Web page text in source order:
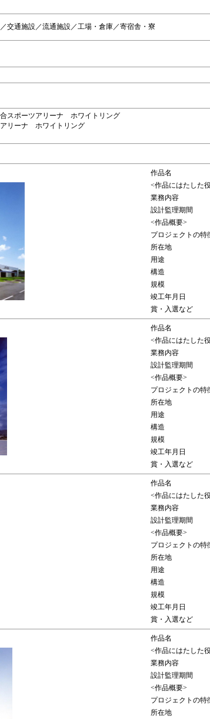
交通施設／流通施設／工場・倉庫／寄宿舎・寮
スポーツアリーナ ホワイトリング
リーナ ホワイトリング
作品名
<作品にはたした
業務内容
設計監理期間
<作品概要>
プロジェクトの特
所在地
用途
構造
規模
竣工年月日
賞・入選など
作品名
<作品にはたした
業務内容
設計監理期間
<作品概要>
プロジェクトの特
所在地
用途
構造
規模
竣工年月日
賞・入選など
作品名
<作品にはたした
業務内容
設計監理期間
<作品概要>
プロジェクトの特
所在地
用途
構造
規模
竣工年月日
賞・入選など
作品名
<作品にはたした
業務内容
設計監理期間
<作品概要>
プロジェクトの特
所在地